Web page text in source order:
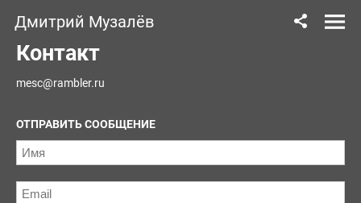
Дмитрий Музалёв
Контакт
mesc@rambler.ru
ОТПРАВИТЬ СООБЩЕНИЕ